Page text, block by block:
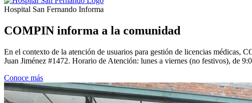
Hospital San Fernando Informa
COMPIN informa a la comunidad
En el contexto de la atención de usuarios para gestión de licencias
Juan Jiménez #1472. Horario de Atención: lunes a viernes (no festivos), de
Conoce más